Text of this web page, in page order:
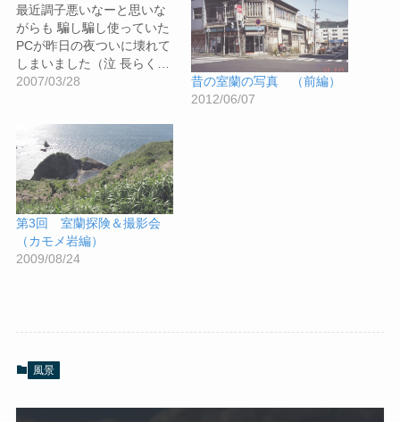
最近調子悪いなーと思いな
がらも 騙し騙し使っていた
PCが昨日の夜ついに壊れて
しまいました（泣 長らく…
2007/03/28
昔の室蘭の写真 （前編）
2012/06/07
第3回 室蘭探険＆撮影会
（カモメ岩編）
2009/08/24
風景